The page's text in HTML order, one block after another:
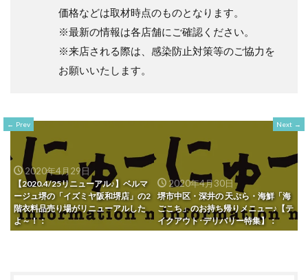
価格などは取材時点のものとなります。
※最新の情報は各店舗にご確認ください。
※来店される際は、感染防止対策等のご協力を
お願いいたします。
Prev
2020年4月29日
【2020.4/25リニューアル♪】ベルマ
ージュ堺の「イズミヤ阪和堺店」の2
階衣料品売り場がリニューアルした
よ～！：
Next
2020年4月30日
堺市中区・深井の 天ぷら・海鮮「海
ごこち」のお持ち帰りメニュー♪【テ
イクアウト･デリバリー特集】：